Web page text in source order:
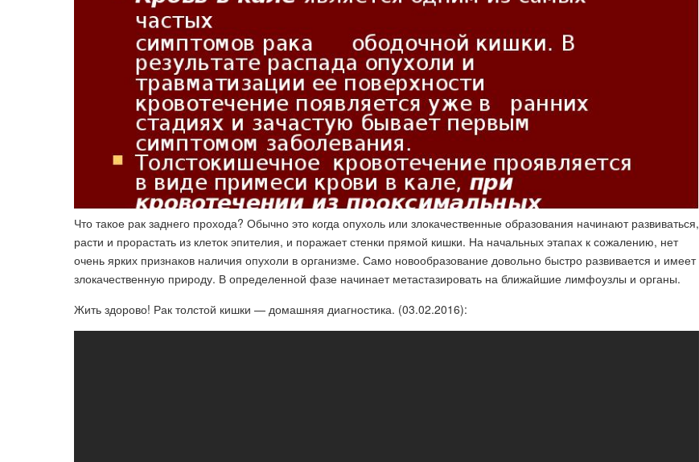
Что такое рак заднего прохода? Обычно это когда опухоль или злокачественные образования начинают развиваться,
расти и прорастать из клеток эпителия, и поражает стенки прямой кишки. На начальных этапах к сожалению, нет
очень ярких признаков наличия опухоли в организме. Само новообразование довольно быстро развивается и имеет
злокачественную природу. В определенной фазе начинает метастазировать на ближайшие лимфоузлы и органы.
Жить здорово! Рак толстой кишки — домашняя диагностика. (03.02.2016):